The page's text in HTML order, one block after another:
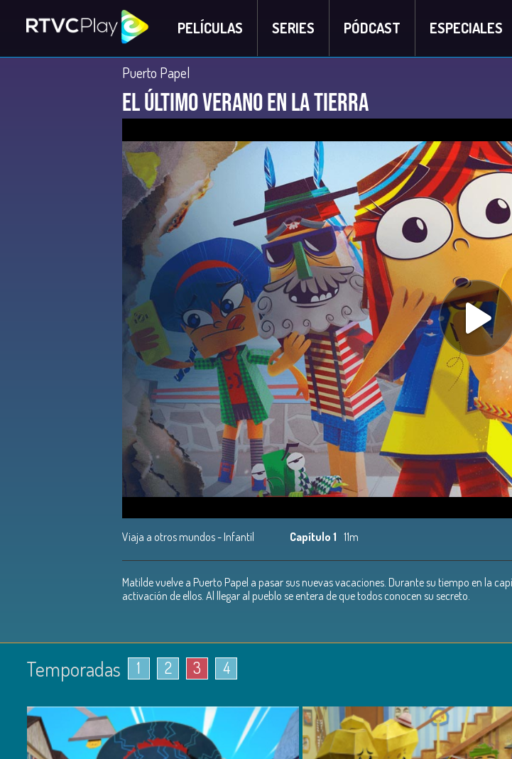
PELÍCULAS SERIES PÓDCAST ESPECIALES
Puerto Papel
El último verano en la Tierra
Viaja a otros mundos - Infantil Capítulo 1 11m
Matilde vuelve a Puerto Papel a pasar sus nuevas vacaciones. Durante su tiempo en la
activación de ellos. Al llegar al pueblo se entera de que todos conocen su secreto.
Temporadas 1 2 3 4